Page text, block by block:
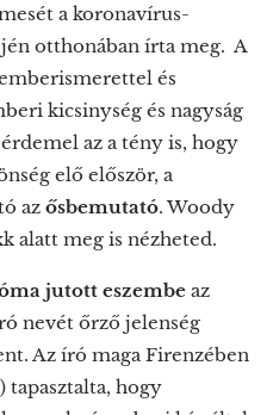
a koronavírus-
otthonában írta meg. A
és
kicsinység és nagyság
az a tény is, hogy
elő először, a
az ősbemutató. Woody
alatt meg is nézheted.
jutott eszembe az
nevét őrző jelenség
Az író maga Firenzében
tapasztalta, hogy